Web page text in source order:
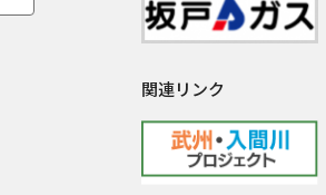
関連リンク